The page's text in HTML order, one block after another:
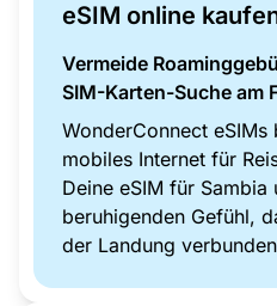
eSIM online
Vermeide
SIM-Karten-Suche am
WonderConnect eSIMs
mobiles Internet für
Deine eSIM für
beruhigenden Gefühl,
der Landung